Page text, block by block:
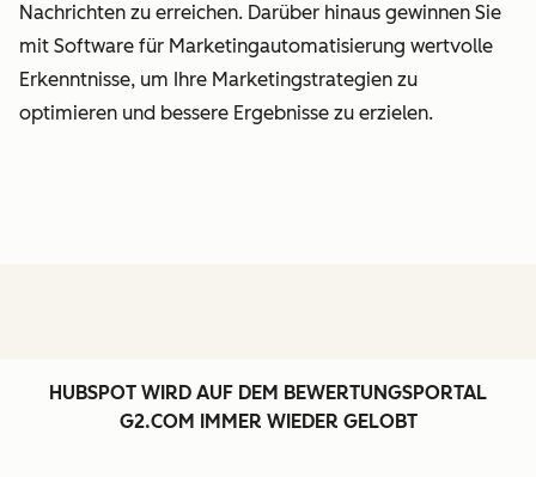
Nachrichten zu erreichen. Darüber hinaus gewinnen Sie
mit Software für Marketingautomatisierung wertvolle
Erkenntnisse, um Ihre Marketingstrategien zu
optimieren und bessere Ergebnisse zu erzielen.
HUBSPOT WIRD AUF DEM BEWERTUNGSPORTAL
G2.COM IMMER WIEDER GELOBT